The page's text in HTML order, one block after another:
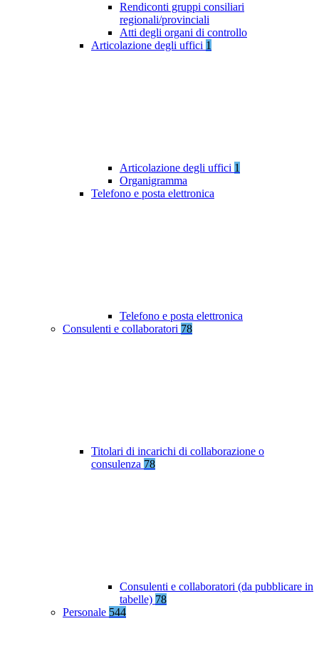
Rendiconti gruppi consiliari
regionali/provinciali
Atti degli organi di controllo
Articolazione degli uffici 1
Articolazione degli uffici 1
Organigramma
Telefono e posta elettronica
Telefono e posta elettronica
Consulenti e collaboratori 78
Titolari di incarichi di collaborazione o
consulenza 78
Consulenti e collaboratori (da pubblicare in
tabelle) 78
Personale 544